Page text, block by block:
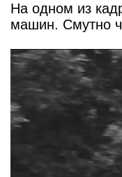
На одном из
машин. Смутно